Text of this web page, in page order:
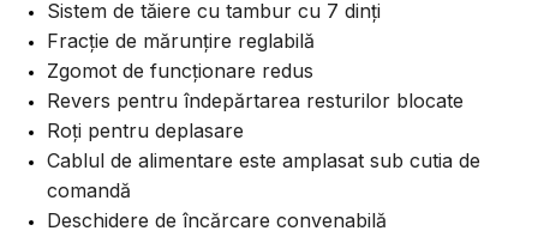
Sistem de tăiere cu tambur cu 7 dinți
Fracție de mărunțire reglabilă
Zgomot de funcționare redus
Revers pentru îndepărtarea resturilor blocate
Roți pentru deplasare
Cablul de alimentare este amplasat sub cutia de
comandă
Deschidere de încărcare convenabilă